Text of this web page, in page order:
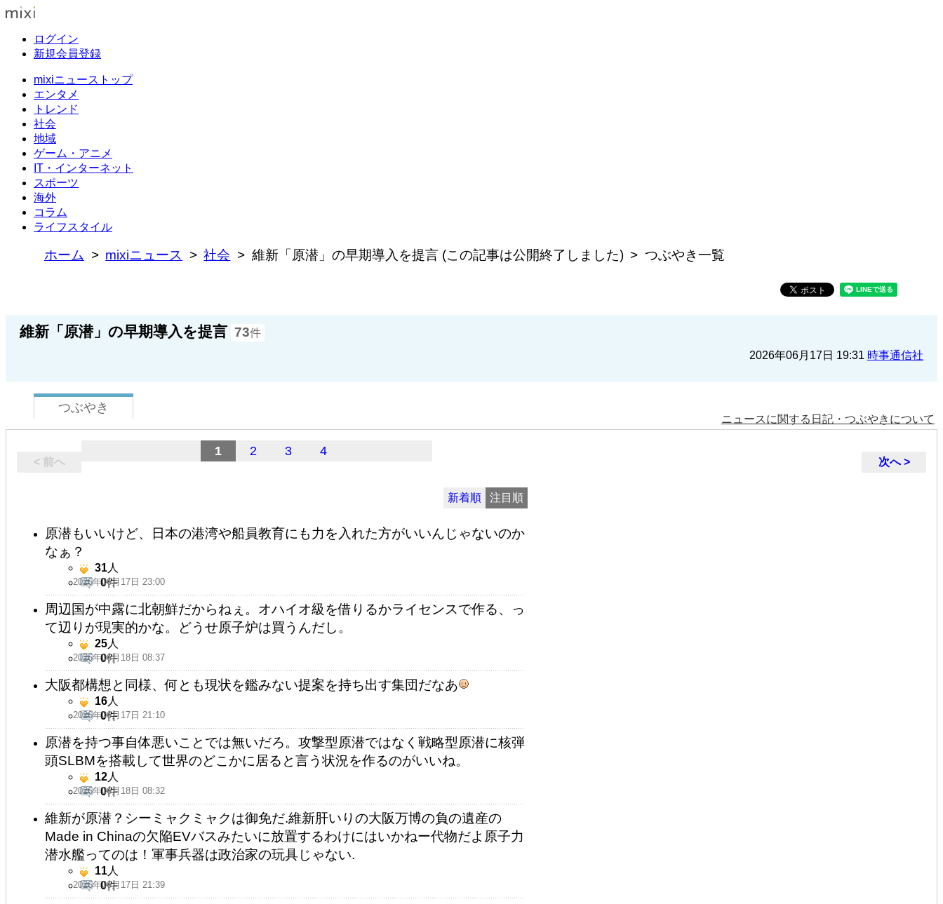
ログイン
新規会員登録
mixiニューストップ
エンタメ
トレンド
社会
地域
ゲーム・アニメ
IT・インターネット
スポーツ
海外
コラム
ライフスタイル
ホーム mixiニュース 社会 維新「原潜」の早期導入を提言 (この記事は公開終了しました) つぶやき一覧
維新「原潜」の早期導入を提言 73件
2026年06月17日 19:31 時事通信社
つぶやき
ニュースに関する日記・つぶやきについて
< 前へ
1 2 3 4
次へ >
新着順 注目順
原潜もいいけど、日本の港湾や船員教育にも力を入れた方がいいんじゃないのか
なぁ？
2026年06月17日 23:00
31人
0件
周辺国が中露に北朝鮮だからねぇ。オハイオ級を借りるかライセンスで作る、っ
て辺りが現実的かな。どうせ原子炉は買うんだし。
2026年06月18日 08:37
25人
0件
大阪都構想と同様、何とも現状を鑑みない提案を持ち出す集団だなあ
2026年06月17日 21:10
16人
0件
原潜を持つ事自体悪いことでは無いだろ。攻撃型原潜ではなく戦略型原潜に核弾
頭SLBMを搭載して世界のどこかに居ると言う状況を作るのがいいね。
2026年06月18日 08:32
12人
0件
維新が原潜？シーミャクミャクは御免だ.維新肝いりの大阪万博の負の遺産の
Made in Chinaの欠陥EVバスみたいに放置するわけにはいかねー代物だよ原子力
潜水艦ってのは！軍事兵器は政治家の玩具じゃない.
2026年06月17日 21:39
11人
0件